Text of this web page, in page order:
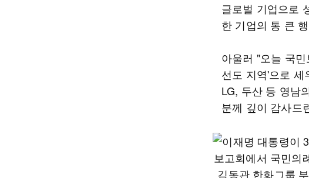
글로벌 기업으로
한 기업의 통 큰
아울러 "오늘 국
선도 지역'으로
LG, 두산 등 영남
분께 깊이 감사드